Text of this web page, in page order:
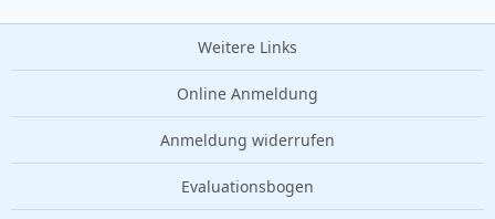
Weitere Links
Online Anmeldung
Anmeldung widerrufen
Evaluationsbogen